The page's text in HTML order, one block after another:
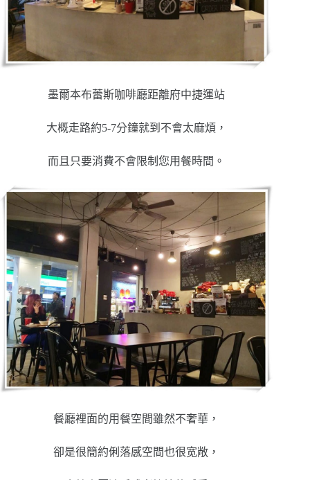
墨爾本布蕾斯咖啡廳距離府中捷運站
大概走路約5-7分鐘就到不會太麻煩，
而且只要消費不會限制您用餐時間。
餐廳裡面的用餐空間雖然不奢華，
卻是很簡約俐落感空間也很宽敞，